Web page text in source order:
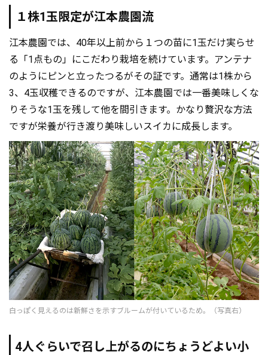
１株1玉限定が江本農園流
江本農園では、40年以上前から１つの苗に1玉だけ実らせ
る「1点もの」にこだわり栽培を続けています。アンテナ
のようにピンと立ったつるがその証です。通常は1株から
3、4玉収穫できるのですが、江本農園では一番美味しくな
りそうな1玉を残して他を間引きます。かなり贅沢な方法
ですが栄養が行き渡り美味しいスイカに成長します。
白っぽく見えるのは新鮮さを示すブルームが付いているため。（写真右）
4人ぐらいで召し上がるのにちょうどよい小